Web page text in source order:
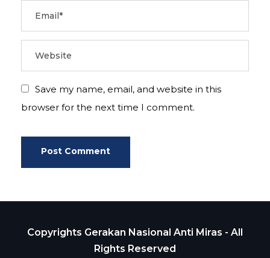
Save my name, email, and website in this
browser for the next time I comment.
Copyrights Gerakan Nasional Anti Miras - All
Rights Reserved